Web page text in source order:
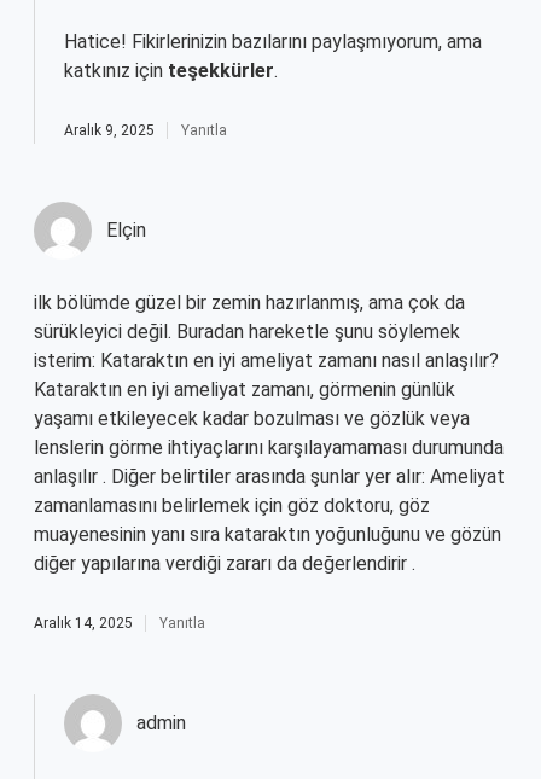
Hatice! Fikirlerinizin bazılarını paylaşmıyorum, ama
katkınız için teşekkürler.
Aralık 9, 2025 Yanıtla
Elçin
ilk bölümde güzel bir zemin hazırlanmış, ama çok da
sürükleyici değil. Buradan hareketle şunu söylemek
isterim: Kataraktın en iyi ameliyat zamanı nasıl anlaşılır?
Kataraktın en iyi ameliyat zamanı, görmenin günlük
yaşamı etkileyecek kadar bozulması ve gözlük veya
lenslerin görme ihtiyaçlarını karşılayamaması durumunda
anlaşılır . Diğer belirtiler arasında şunlar yer alır: Ameliyat
zamanlamasını belirlemek için göz doktoru, göz
muayenesinin yanı sıra kataraktın yoğunluğunu ve gözün
diğer yapılarına verdiği zararı da değerlendirir .
Aralık 14, 2025 Yanıtla
admin